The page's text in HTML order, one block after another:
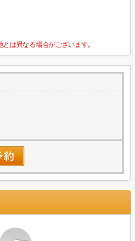
は異なる場合がございます。